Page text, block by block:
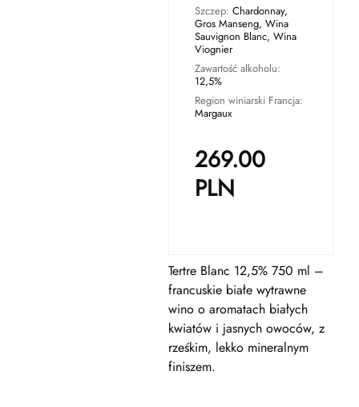
Szczep: Chardonnay,
Gros Manseng, Wina
Sauvignon Blanc, Wina
Viognier
Zawartość alkoholu:
12,5%
Region winiarski Francja:
Margaux
269.00
PLN
Tertre Blanc 12,5% 750 ml –
francuskie białe wytrawne
wino o aromatach białych
kwiatów i jasnych owoców, z
rześkim, lekko mineralnym
finiszem.